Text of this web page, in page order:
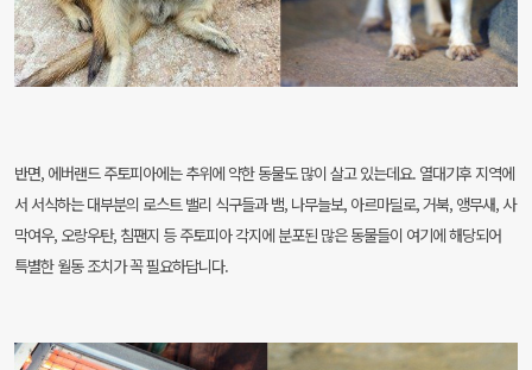
반면, 에버랜드 주토피아에는 추위에 약한 동물도 많이 살고 있는데요. 열대기후 지역에
서 서식하는 대부분의 로스트 밸리 식구들과 뱀, 나무늘보, 아르마딜로, 거북, 앵무새, 사
막여우, 오랑우탄, 침팬지 등 주토피아 각지에 분포된 많은 동물들이 여기에 해당되어
특별한 월동 조치가 꼭 필요하답니다.